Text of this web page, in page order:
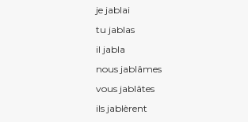
je jablai
tu jablas
il jabla
nous jablâmes
vous jablâtes
ils jablèrent